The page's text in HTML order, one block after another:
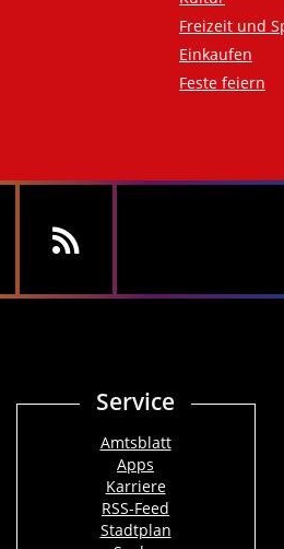
Freizeit und
Einkaufen
Feste feiern
Service
Amtsblatt
Apps
Karriere
RSS-Feed
Stadtplan